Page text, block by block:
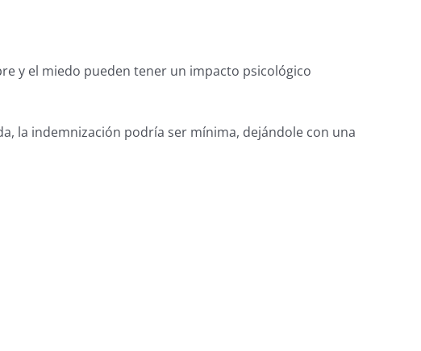
y el miedo pueden tener un impacto psicológico
la indemnización podría ser mínima, dejándole con una